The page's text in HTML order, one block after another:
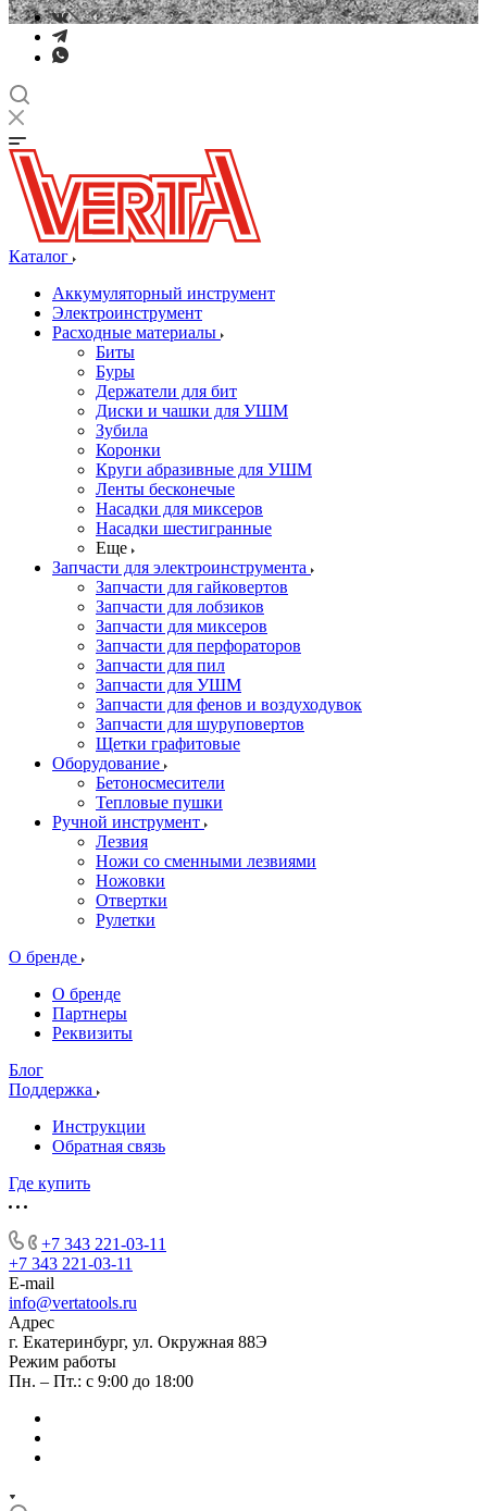
Каталог
Аккумуляторный инструмент
Электроинструмент
Расходные материалы
Биты
Буры
Держатели для бит
Диски и чашки для УШМ
Зубила
Коронки
Круги абразивные для УШМ
Ленты бесконечые
Насадки для миксеров
Насадки шестигранные
Еще
Запчасти для электроинструмента
Запчасти для гайковертов
Запчасти для лобзиков
Запчасти для миксеров
Запчасти для перфораторов
Запчасти для пил
Запчасти для УШМ
Запчасти для фенов и воздуходувок
Запчасти для шуруповертов
Щетки графитовые
Оборудование
Бетоносмесители
Тепловые пушки
Ручной инструмент
Лезвия
Ножи со сменными лезвиями
Ножовки
Отвертки
Рулетки
О бренде
О бренде
Партнеры
Реквизиты
Блог
Поддержка
Инструкции
Обратная связь
Где купить
+7 343 221-03-11
+7 343 221-03-11
E-mail
info@vertatools.ru
Адрес
г. Екатеринбург, ул. Окружная 88Э
Режим работы
Пн. – Пт.: с 9:00 до 18:00